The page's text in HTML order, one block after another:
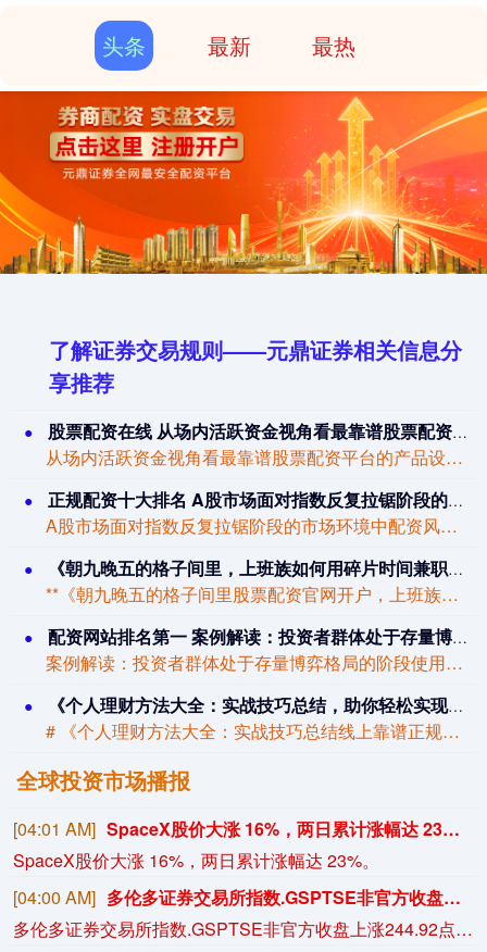
了解证券交易规则——元鼎证券相关信息分
享推荐
股票配资在线 从场内活跃资金视角看最靠谱股票配资平台的产品设计操作指引
从场内活跃资金视角看最靠谱股票配资平台的产品设计操作指引近期，在境内外股市的指数...
正规配资十大排名 A股市场面对指数反复拉锯阶段的市场环境中配资风险控制的资金效
A股市场面对指数反复拉锯阶段的市场环境中配资风险控制的资金效近期，在A股市场的震...
《朝九晚五的格子间里，上班族如何用碎片时间兼职炒股稳赚？》
**《朝九晚五的格子间里股票配资官网开户，上班族如何用碎片时间兼职炒股稳赚？》*...
配资网站排名第一 案例解读：投资者群体处于存量博弈格局的阶段使用股票新手怎么学
案例解读：投资者群体处于存量博弈格局的阶段使用股票新手怎么学近期，在港股市场的震...
《个人理财方法大全：实战技巧总结，助你轻松实现财富增值》
# 《个人理财方法大全：实战技巧总结线上靠谱正规配资，助你轻松实现财富增值》 #...
全球投资市场播报
[04:01 AM]
SpaceX股价大涨 16%，两日累计涨幅达 23%。
SpaceX股价大涨 16%，两日累计涨幅达 23%。
[04:00 AM]
多伦多证券交易所指数.GSPTSE非官方收盘上涨244.92点，涨幅0.68%，报36,381.23点。
多伦多证券交易所指数.GSPTSE非官方收盘上涨244.92点，涨幅0.68%，报36,381.23点。
头条 最新 最热